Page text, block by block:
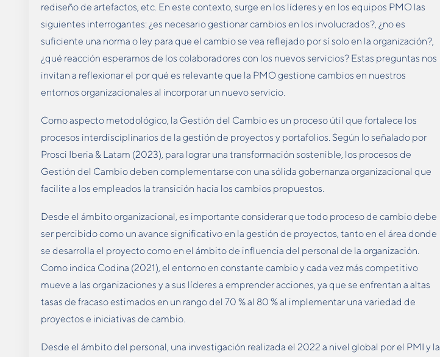
rediseño de artefactos, etc. En este contexto, surge en los líderes y en los equipos PMO las
siguientes interrogantes: ¿es necesario gestionar cambios en los involucrados?, ¿no es
suficiente una norma o ley para que el cambio se vea reflejado por sí solo en la organización?,
¿qué reacción esperamos de los colaboradores con los nuevos servicios? Estas preguntas nos
invitan a reflexionar el por qué es relevante que la PMO gestione cambios en nuestros
entornos organizacionales al incorporar un nuevo servicio.
Como aspecto metodológico, la Gestión del Cambio es un proceso útil que fortalece los
procesos interdisciplinarios de la gestión de proyectos y portafolios. Según lo señalado por
Prosci Iberia & Latam (2023), para lograr una transformación sostenible, los procesos de
Gestión del Cambio deben complementarse con una sólida gobernanza organizacional que
facilite a los empleados la transición hacia los cambios propuestos.
Desde el ámbito organizacional, es importante considerar que todo proceso de cambio debe
ser percibido como un avance significativo en la gestión de proyectos, tanto en el área donde
se desarrolla el proyecto como en el ámbito de influencia del personal de la organización.
Como indica Codina (2021), el entorno en constante cambio y cada vez más competitivo
mueve a las organizaciones y a sus líderes a emprender acciones, ya que se enfrentan a altas
tasas de fracaso estimados en un rango del 70 % al 80 % al implementar una variedad de
proyectos e iniciativas de cambio.
Desde el ámbito del personal, una investigación realizada el 2022 a nivel global por el PMI y la